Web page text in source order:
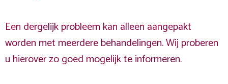
Een dergelijk probleem kan alleen aangepakt
worden met meerdere behandelingen. Wij proberen
u hierover zo goed mogelijk te informeren.